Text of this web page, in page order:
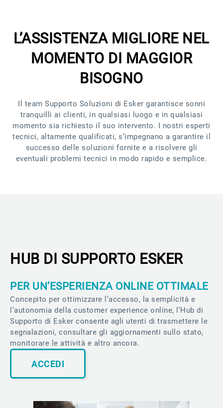
L’ASSISTENZA MIGLIORE NEL
MOMENTO DI MAGGIOR
BISOGNO
Il team Supporto Soluzioni di Esker garantisce sonni
tranquilli ai clienti, in qualsiasi luogo e in qualsiasi
momento sia richiesto il suo intervento. I nostri esperti
tecnici, altamente qualificati, s’impegnano a garantire il
successo delle soluzioni fornite e a risolvere gli
eventuali problemi tecnici in modo rapido e semplice.
HUB DI SUPPORTO ESKER
PER UN’ESPERIENZA ONLINE OTTIMALE
Concepito per ottimizzare l’accesso, la semplicità e
l’autonomia della customer experience online, l’Hub di
Supporto di Esker consente agli utenti di trasmettere le
segnalazioni, consultare gli aggiornamenti sullo stato,
monitorare le attività e altro ancora.
ACCEDI